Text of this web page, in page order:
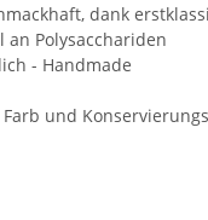
dank
an Polysacchariden
- Handmade
Farb und